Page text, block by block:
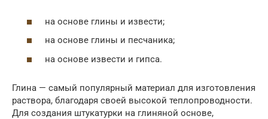
на основе глины и извести;
на основе глины и песчаника;
на основе извести и гипса.
Глина — самый популярный материал для изготовления
раствора, благодаря своей высокой теплопроводности.
Для создания штукатурки на глиняной основе,